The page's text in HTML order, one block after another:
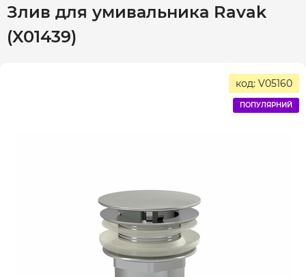
Злив для умивальника Ravak
(X01439)
код: V05160
ПОПУЛЯРНИЙ